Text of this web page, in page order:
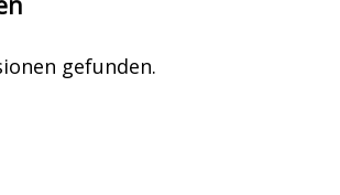
gefunden.
Verfasser